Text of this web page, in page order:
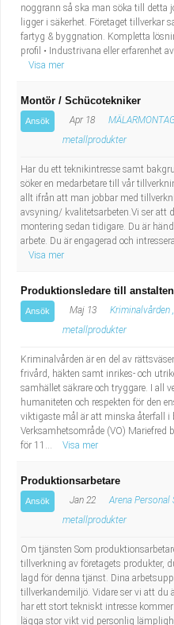
noggrann så ska man söka till detta
ligger i säkerhet. Företaget tillverkar
fartyg & byggnation. Kompletta
profil • Industrivana eller erfarenhet
Visa mer
Montör / Schücotekniker
Ansök Apr 18
metallprodukter
Har du ett teknikintresse samt
söker en medarbetare till vår
allt ifrån att man jobbar med
avsyning/ kvalitetsarbeten.Vi ser att
montering sedan tidigare. Du är
arbete. Du är engagerad och
Visa mer
Produktionsledare till
Ansök Maj 13 Kriminalvården
metallprodukter
Kriminalvården är en del av
frivård, häkten samt inrikes- och
samhället säkrare och tryggare. I all
humaniteten och respekten för den
viktigaste mål är att minska återfall i
Verksamhetsområde (VO) Mariefred
för 11...
Visa mer
Produktionsarbetare
Ansök Jan 22 Arena Personal
metallprodukter
Om tjänsten Som
tillverkning av företagets produkter,
lagd för denna tjänst. Dina
tillverkandemiljö. Vidare ser vi att du
har ett stort tekniskt intresse
lägga stor vikt vid personlig